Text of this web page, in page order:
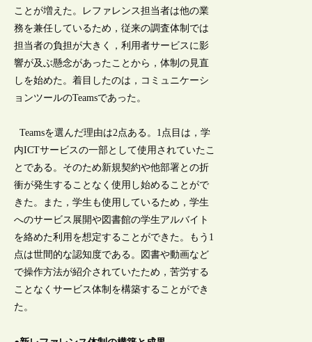
ことが増えた。レファレンス担当者は他の業
務を兼任しているため，従来の調査体制では
担当者の負担が大きく，利用者サービスに影
響が及ぶ懸念があったことから，体制の見直
しを始めた。着目したのは，コミュニケーシ
ョンツールのTeamsであった。
Teamsを選んだ理由は2点ある。1点目は，学
内ICTサービスの一部として使用されていたこ
とである。そのため新規契約や他部署との折
衝が発生することなく使用し始めることがで
きた。また，学生も使用しているため，学生
へのサービス展開や図書館の学生アルバイト
を絡めた利用を想定することができた。もう1
点は世間的な認知度である。図書や動画など
で操作方法が紹介されていたため，苦労する
ことなくサービス体制を構築することができ
た。